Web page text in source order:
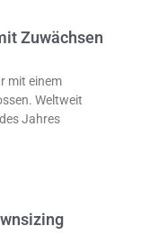
Zuwächsen
mit einem
Weltweit
Jahres